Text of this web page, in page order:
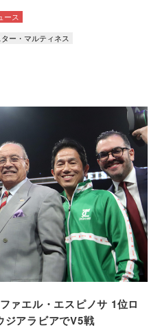
ース
ー・マルティネス
ァエル・エスピノサ 1位ロ
ジアラビアでV5戦